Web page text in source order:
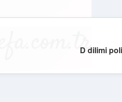
kefa.com.trD dilimi